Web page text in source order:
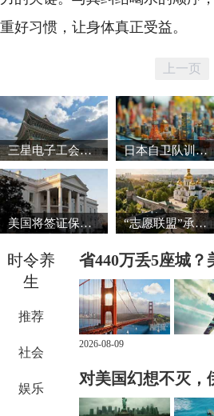
重好习惯，让身体真正受益。
上一页
三星电子工会暂缓罢工 韩国股市强劲反弹 日本自卫队训练场爆炸事故致3死1重伤
美国将签证保证金国家名单扩大至38国 “志愿联盟”承诺向乌克兰提供安全保障
时令养
生
推荐
社会
娱乐
省440万丢5座城
2026-08-09
对美国幻想不灭，